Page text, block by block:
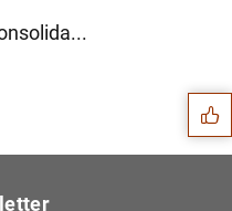
Sugerencias